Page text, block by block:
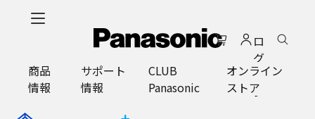
ロ
グ
イ
ン
商品
情報
サポート
情報
CLUB
Panasonic
オンライン
ストア